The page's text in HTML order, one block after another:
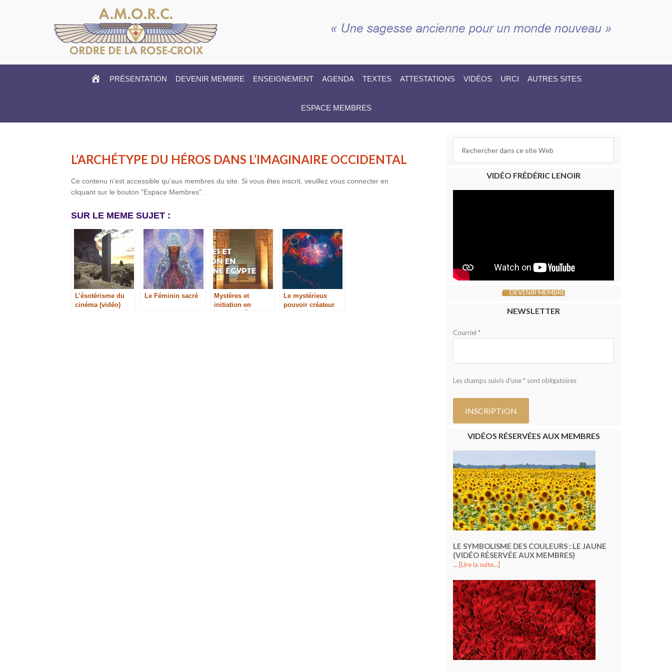
HOME
PRÉSENTATION DEVENIR MEMBRE ENSEIGNEMENT AGENDA TEXTES ATTESTATIONS VIDÉOS URCI AUTRES SITES
ESPACE MEMBRES
L’ARCHÉTYPE DU HÉROS DANS L’IMAGINAIRE OCCIDENTAL
Ce contenu n'est accessible qu'aux membres du site. Si vous êtes inscrit, veuillez vous connecter en
cliquant sur le bouton "Espace Membres".
SUR LE MEME SUJET :
L’ésotérisme du
cinéma (vidéo)
Le Féminin sacré
Mystères et
initiation en
Le mystérieux
pouvoir créateur
VIDÉO FRÉDÉRIC LENOIR
DEVENIR MEMBRE
NEWSLETTER
Courriel *
Les champs suivis d'une * sont obligatoires
VIDÉOS RÉSERVÉES AUX MEMBRES
LE SYMBOLISME DES COULEURS : LE JAUNE
(VIDÉO RÉSERVÉE AUX MEMBRES)
… [Lire la suite...]